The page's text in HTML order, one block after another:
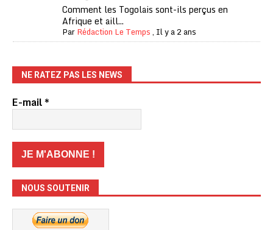
Comment les Togolais sont-ils perçus en
Afrique et aill...
ParRédaction Le Temps, Il y a 2 ans
NE RATEZ PAS LES NEWS
E-mail*
NOUS SOUTENIR